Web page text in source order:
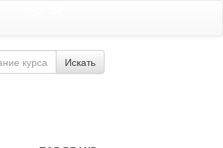
Искать